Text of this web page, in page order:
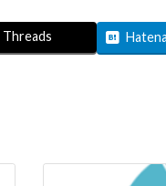
Threads Hatena